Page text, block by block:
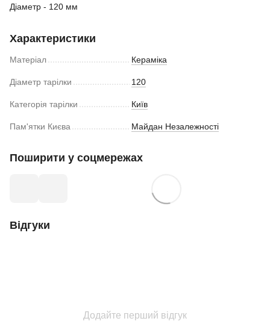
Діаметр - 120 мм
Характеристики
Матеріал Кераміка
Діаметр тарілки 120
Категорія тарілки Київ
Пам'ятки Києва Майдан Незалежності
Поширити у соцмережах
Відгуки
Додайте перший відгук